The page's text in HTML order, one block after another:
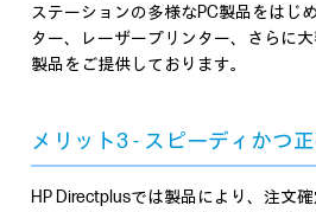
ステーションの多様なPC製品をはじ
ター、レーザープリンター、さらに
製品をご提供しております。
メリット3 - スピーディかつ
HP Directplusでは製品により、注文